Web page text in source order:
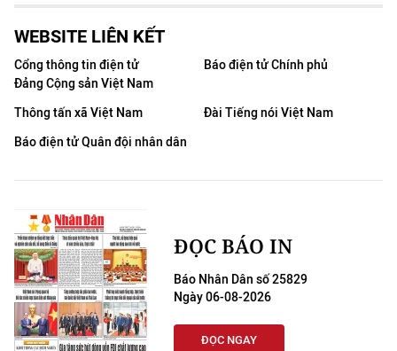
WEBSITE LIÊN KẾT
Cổng thông tin điện tử
Đảng Cộng sản Việt Nam
Báo điện tử Chính phủ
Thông tấn xã Việt Nam
Đài Tiếng nói Việt Nam
Báo điện tử Quân đội nhân dân
ĐỌC BÁO IN
Báo Nhân Dân số 25829
Ngày 06-08-2026
ĐỌC NGAY